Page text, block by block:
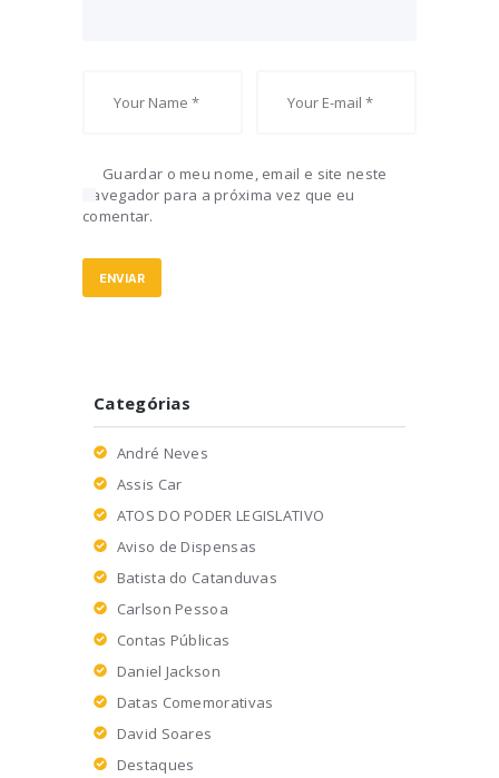
Guardar o meu nome, email e site neste
navegador para a próxima vez que eu
comentar.
Categórias
André Neves
Assis Car
ATOS DO PODER LEGISLATIVO
Aviso de Dispensas
Batista do Catanduvas
Carlson Pessoa
Contas Públicas
Daniel Jackson
Datas Comemorativas
David Soares
Destaques